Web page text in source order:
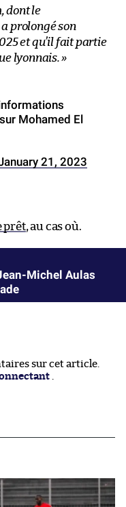
dont le
prolongé son
et qu’il fait partie
lyonnais.»
Mohamed El
21, 2023
prêt, au cas où.
Michel Aulas
sur cet article.